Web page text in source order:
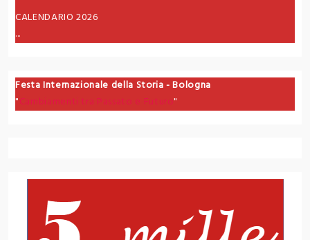
CALENDARIO 2026
...
Festa Internazionale della Storia - Bologna
"Cambiamenti tra Passato e Futuro"